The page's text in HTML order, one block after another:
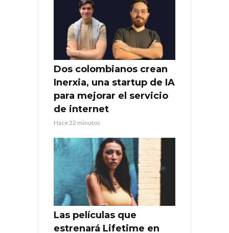
Dos colombianos crean
Inerxia, una startup de IA
para mejorar el servicio
de internet
Hace 22 minutos
Las películas que
estrenará Lifetime en